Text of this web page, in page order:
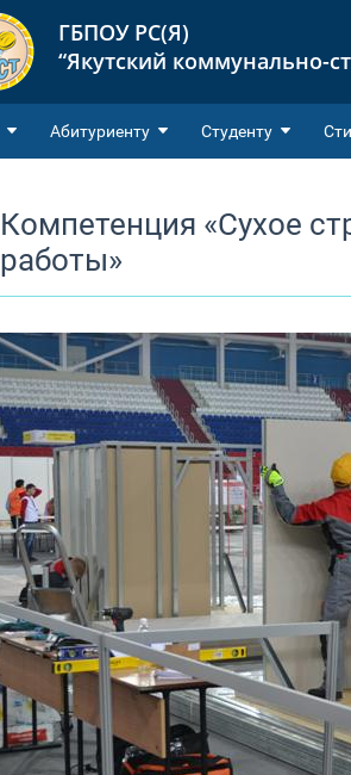
ГБПОУ РС(Я)
“Якутский коммунально-
Абитуриенту Студенту
Компетенция «Сухое
работы»